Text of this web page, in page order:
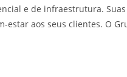
e de infraestrutura.
aos seus clientes. O